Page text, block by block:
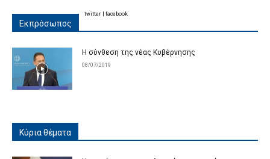
Εκπρόσωπος
Η σύνθεση της νέας Κυβέρνησης
08/07/2019
twitter facebook
Κύρια θέματα